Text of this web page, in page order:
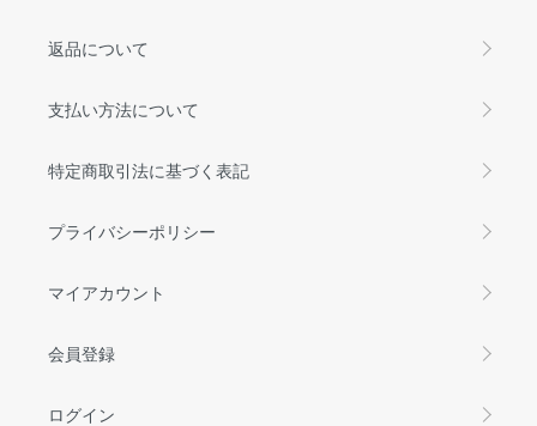
返品について
支払い方法について
特定商取引法に基づく表記
プライバシーポリシー
マイアカウント
会員登録
ログイン